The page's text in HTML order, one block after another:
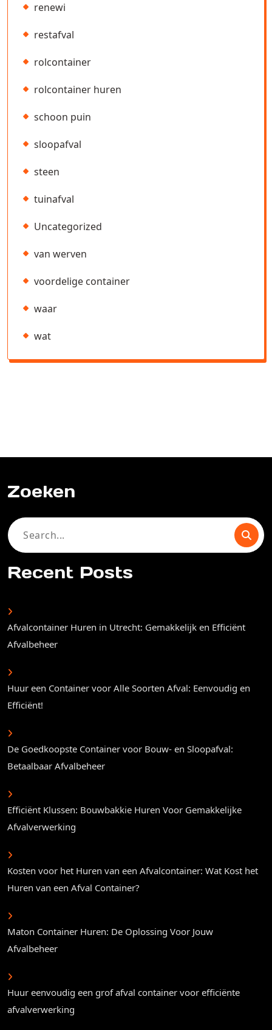
renewi
restafval
rolcontainer
rolcontainer huren
schoon puin
sloopafval
steen
tuinafval
Uncategorized
van werven
voordelige container
waar
wat
Zoeken
Search
Recent Posts
Afvalcontainer Huren in Utrecht: Gemakkelijk en Efficiënt
Afvalbeheer
Huur een Container voor Alle Soorten Afval: Eenvoudig en
Efficiënt!
De Goedkoopste Container voor Bouw- en Sloopafval:
Betaalbaar Afvalbeheer
Efficiënt Klussen: Bouwbakkie Huren Voor Gemakkelijke
Afvalverwerking
Kosten voor het Huren van een Afvalcontainer: Wat Kost het
Huren van een Afval Container?
Maton Container Huren: De Oplossing Voor Jouw
Afvalbeheer
Huur eenvoudig een grof afval container voor efficiënte
afvalverwerking